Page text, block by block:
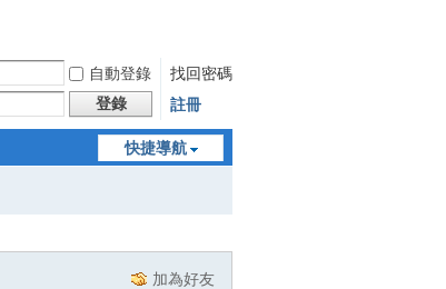
自動登錄
找回密碼
登錄 註冊
快捷導航
加為好友